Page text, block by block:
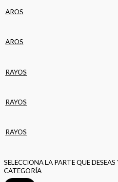
AROS
AROS
RAYOS
RAYOS
RAYOS
SELECCIONA LA PARTE QUE
CATEGORÍA